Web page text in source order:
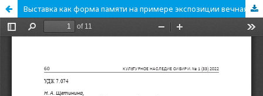
Выставка как форма памяти на примере экспозиции вечная симфония ͵ пейзажͫ из коллекции Щетининых, посвящённой Т. М. Степанской.